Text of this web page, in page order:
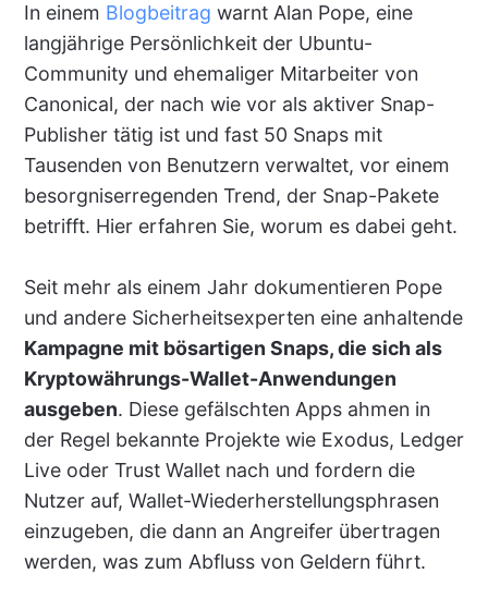
In einem Blogbeitrag warnt Alan Pope, eine
langjährige Persönlichkeit der Ubuntu-
Community und ehemaliger Mitarbeiter von
Canonical, der nach wie vor als aktiver Snap-
Publisher tätig ist und fast 50 Snaps mit
Tausenden von Benutzern verwaltet, vor einem
besorgniserregenden Trend, der Snap-Pakete
betrifft. Hier erfahren Sie, worum es dabei geht.
Seit mehr als einem Jahr dokumentieren Pope
und andere Sicherheitsexperten eine anhaltende
Kampagne mit bösartigen Snaps, die sich als
Kryptowährungs-Wallet-Anwendungen
ausgeben. Diese gefälschten Apps ahmen in
der Regel bekannte Projekte wie Exodus, Ledger
Live oder Trust Wallet nach und fordern die
Nutzer auf, Wallet-Wiederherstellungsphrasen
einzugeben, die dann an Angreifer übertragen
werden, was zum Abfluss von Geldern führt.